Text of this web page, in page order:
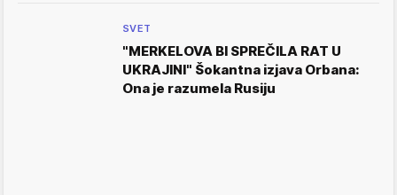
SVET
"MERKELOVA BI SPREČILA RAT U
UKRAJINI" Šokantna izjava Orbana:
Ona je razumela Rusiju